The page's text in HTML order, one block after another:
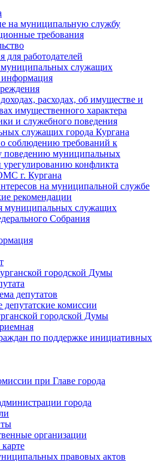
на муниципальную службу
требования
работодателей
муниципальных служащих
информация
расходах, об имуществе и
имущественного характера
и служебного поведения
служащих города Кургана
соблюдению требований к
поведению муниципальных
конфликта
г. Кургана
на муниципальной службе
рекомендации
муниципальных служащих
Cобрания
городской Думы
депутатов
комиссии
городской Думы
по поддержке инициативных
при Главе города
города
организации
правовых актов